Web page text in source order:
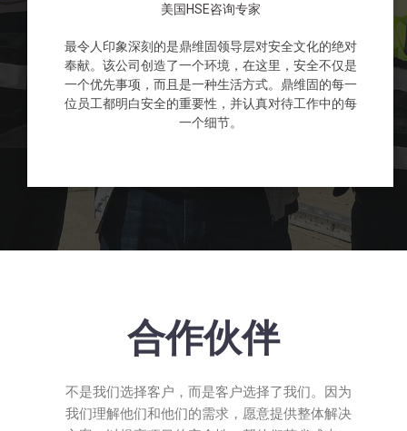
美国HSE咨询专家
最令人印象深刻的是鼎维固领导层对安全文化的绝对
奉献。该公司创造了一个环境，在这里，安全不仅是
一个优先事项，而且是一种生活方式。鼎维固的每一
位员工都明白安全的重要性，并认真对待工作中的每
一个细节。
合作伙伴
不是我们选择客户，而是客户选择了我们。因为
我们理解他们和他们的需求，愿意提供整体解决